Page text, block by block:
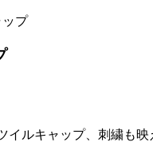
イルキャップ、刺繍も